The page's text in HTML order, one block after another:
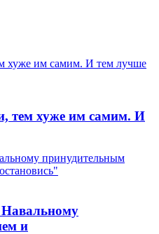
тем хуже им самим. И
и